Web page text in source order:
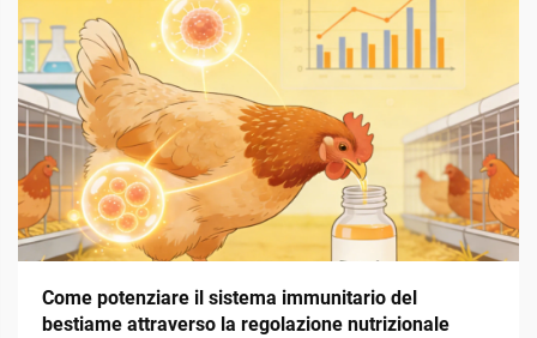
Come potenziare il sistema immunitario del
bestiame attraverso la regolazione nutrizionale